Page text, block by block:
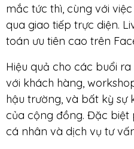
mắc tức thì, cùng với
qua giao tiếp trực diện.
toán ưu tiên cao trên
Hiệu quả cho các buổi
với khách hàng,
hậu trường, và bất kỳ sự
của cộng đồng. Đặc biệt
cá nhân và dịch vụ tư